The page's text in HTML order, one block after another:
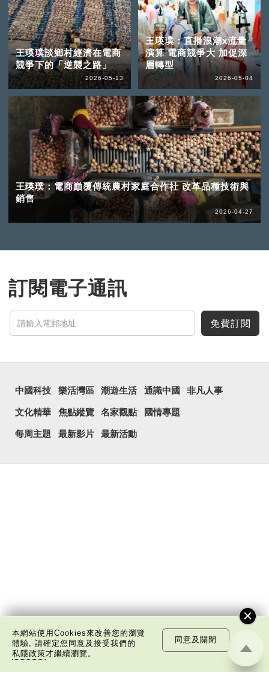
王瑛璞談鄉村經濟在電商
競爭下的「逆襲之路」
2026-05-13
王瑛璞：直播浪潮x流量
演算 電商競爭大 加促深
層轉型
2026-05-04
王瑛璞：電商巔覆傳統農村家庭合作社 改革品種技術與
銷售
2026-04-27
訂閱電子通訊
免費訂閱
中國科技 樂活灣區 潮遊生活 通識中國 非凡人事
文化精華 焦點縱覽 名家觀點 國情專題
每周主題 最新影片 最新活動
本網站使用Cookies來改善您的瀏覽
體驗, 請確定您同意及接受我們的
私隱政策才繼續瀏覽。
同意及關閉